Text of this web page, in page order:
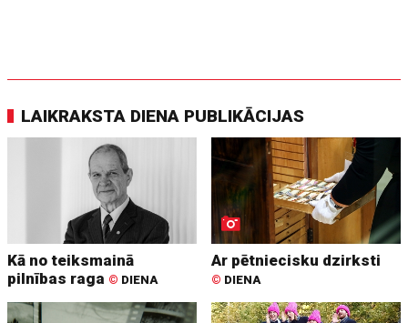
LAIKRAKSTA DIENA PUBLIKĀCIJAS
Kā no teiksmainā
pilnības raga © DIENA
Ar pētniecisku dzirksti
© DIENA